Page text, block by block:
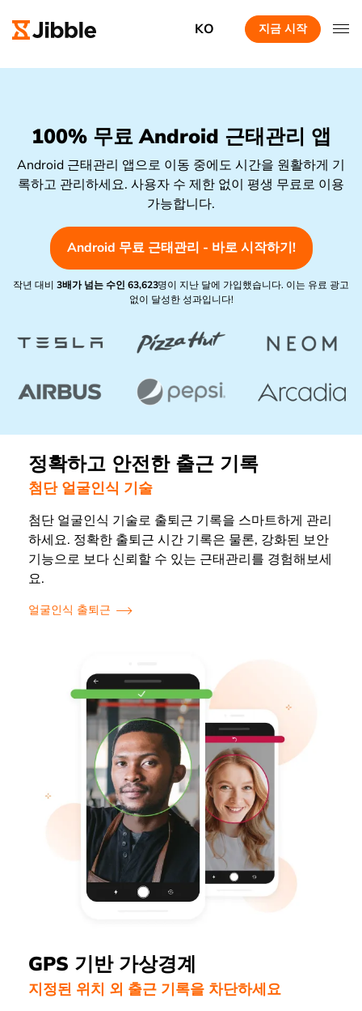
KO 지금 시작
100% 무료 Android 근태관리 앱
Android 근태관리 앱으로 이동 중에도 시간을 원활하게 기
록하고 관리하세요. 사용자 수 제한 없이 평생 무료로 이용
가능합니다.
Android 무료 근태관리 - 바로 시작하기!
작년 대비 3배가 넘는 수인 63,623명이 지난 달에 가입했습니다. 이는 유료 광고
없이 달성한 성과입니다!
정확하고 안전한 출근 기록
첨단 얼굴인식 기술
첨단 얼굴인식 기술로 출퇴근 기록을 스마트하게 관리
하세요. 정확한 출퇴근 시간 기록은 물론, 강화된 보안
기능으로 보다 신뢰할 수 있는 근태관리를 경험해보세
요.
얼굴인식 출퇴근
GPS 기반 가상경계
지정된 위치 외 출근 기록을 차단하세요